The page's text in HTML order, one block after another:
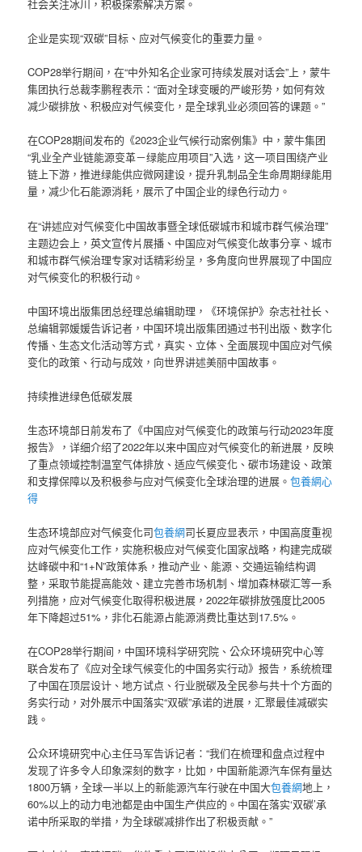
社会关注冰川，积极探索解决方案。
企业是实现“双碳”目标、应对气候变化的重要力量。
COP28举行期间，在“中外知名企业家可持续发展对话会”上，蒙牛
集团执行总裁李鹏程表示：“面对全球变暖的严峻形势，如何有效
减少碳排放、积极应对气候变化，是全球乳业必须回答的课题。”
在COP28期间发布的《2023企业气候行动案例集》中，蒙牛集团
“乳业全产业链能源变革－绿能应用项目”入选，这一项目围绕产业
链上下游，推进绿能供应微网建设，提升乳制品全生命周期绿能用
量，减少化石能源消耗，展示了中国企业的绿色行动力。
在“讲述应对气候变化中国故事暨全球低碳城市和城市群气候治理”
主题边会上，英文宣传片展播、中国应对气候变化故事分享、城市
和城市群气候治理专家对话精彩纷呈，多角度向世界展现了中国应
对气候变化的积极行动。
中国环境出版集团总经理总编辑助理，《环境保护》杂志社社长、
总编辑郭媛媛告诉记者，中国环境出版集团通过书刊出版、数字化
传播、生态文化活动等方式，真实、立体、全面展现中国应对气候
变化的政策、行动与成效，向世界讲述美丽中国故事。
持续推进绿色低碳发展
生态环境部日前发布了《中国应对气候变化的政策与行动2023年度
报告》，详细介绍了2022年以来中国应对气候变化的新进展，反映
了重点领域控制温室气体排放、适应气候变化、碳市场建设、政策
和支撑保障以及积极参与应对气候变化全球治理的进展。包養網心
得
生态环境部应对气候变化司包養網司长夏应显表示，中国高度重视
应对气候变化工作，实施积极应对气候变化国家战略，构建完成碳
达峰碳中和“1+N”政策体系，推动产业、能源、交通运输结构调
整，采取节能提高能效、建立完善市场机制、增加森林碳汇等一系
列措施，应对气候变化取得积极进展，2022年碳排放强度比2005
年下降超过51%，非化石能源占能源消费比重达到17.5%。
在COP28举行期间，中国环境科学研究院、公众环境研究中心等
联合发布了《应对全球气候变化的中国务实行动》报告，系统梳理
了中国在顶层设计、地方试点、行业脱碳及全民参与共十个方面的
务实行动，对外展示中国落实“双碳”承诺的进展，汇聚最佳减碳实
践。
公众环境研究中心主任马军告诉记者：“我们在梳理和盘点过程中
发现了许多令人印象深刻的数字，比如，中国新能源汽车保有量达
1800万辆，全球一半以上的新能源汽车行驶在中国大包養網地上，
60%以上的动力电池都是由中国生产供应的。中国在落实‘双碳’承
诺中所采取的举措，为全球碳减排作出了积极贡献。”